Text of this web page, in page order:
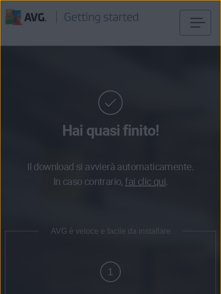
Hai quasi finito!
Il download si avvierà automaticamente.
In caso contrario, fai clic qui.
AVG è veloce e facile da installare
1